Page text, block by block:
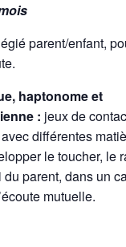
parent/enfant,
haptonome et
: jeux de
différentes
le toucher, le
du parent, dans un
mutuelle.